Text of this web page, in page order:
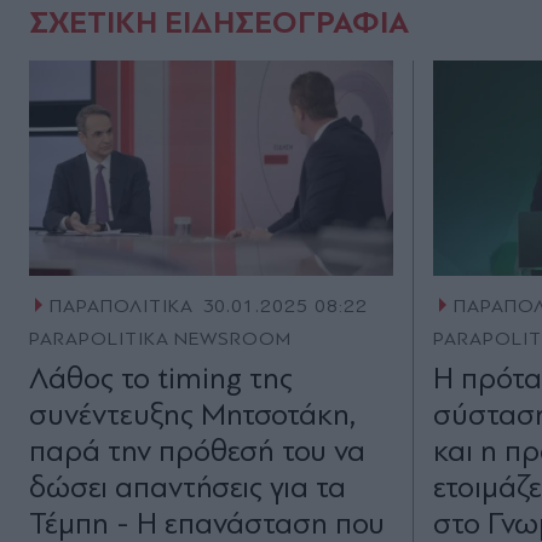
ΣΧΕΤΙΚΗ ΕΙΔΗΣΕΟΓΡΑΦΙΑ
ΠΑΡΑΠΟΛΙΤΙΚΑ 30.01.2025 08:22
PARAPOLITIKA NEWSROOM
Λάθος το timing της
συνέντευξης Μητσοτάκη,
παρά την πρόθεσή του να
δώσει απαντήσεις για τα
Τέμπη - Η επανάσταση που
Η
και η
στο